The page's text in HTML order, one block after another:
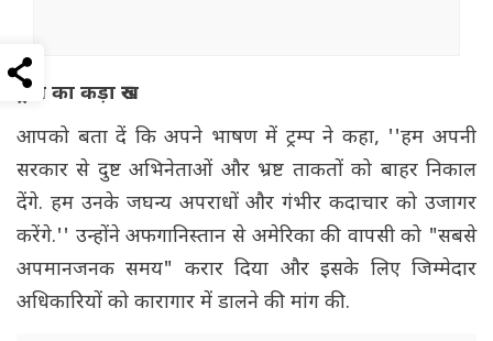
ट्रम्प का कड़ा रुख
आपको बता दें कि अपने भाषण में ट्रम्प ने कहा, ''हम अपनी
सरकार से दुष्ट अभिनेताओं और भ्रष्ट ताकतों को बाहर निकाल
देंगे. हम उनके जघन्य अपराधों और गंभीर कदाचार को उजागर
करेंगे.'' उन्होंने अफगानिस्तान से अमेरिका की वापसी को "सबसे
अपमानजनक समय" करार दिया और इसके लिए जिम्मेदार
अधिकारियों को कारागार में डालने की मांग की.